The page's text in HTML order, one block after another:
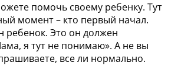
помочь своему ребенку. Тут
момент – кто первый начал.
ребенок. Это он должен
я тут не понимаю». А не вы
все ли нормально.